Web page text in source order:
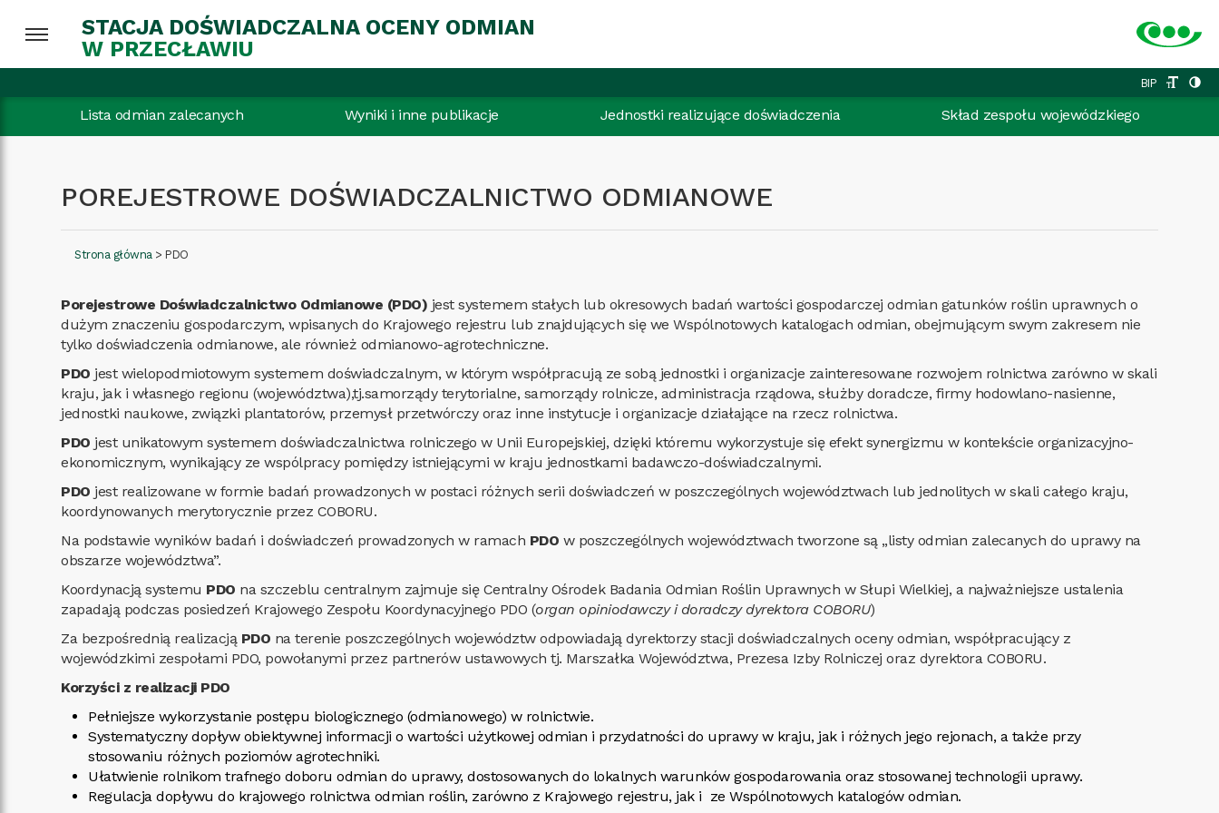
STACJA DOŚWIADCZALNA OCENY ODMIAN
W PRZECŁAWIU
BIP
Lista odmian zalecanych Wyniki i inne publikacje Jednostki realizujące doświadczenia Skład zespołu wojewódzkiego
POREJESTROWE DOŚWIADCZALNICTWO ODMIANOWE
Strona główna> PDO
Porejestrowe Doświadczalnictwo Odmianowe (PDO) jest systemem stałych lub okresowych badań wartości gospodarczej odmian gatunków roślin uprawnych o
dużym znaczeniu gospodarczym, wpisanych do Krajowego rejestru lub znajdujących się we Wspólnotowych katalogach odmian, obejmującym swym zakresem nie
tylko doświadczenia odmianowe, ale również odmianowo-agrotechniczne.
PDO jest wielopodmiotowym systemem doświadczalnym, w którym współpracują ze sobą jednostki i organizacje zainteresowane rozwojem rolnictwa zarówno w skali
kraju, jak i własnego regionu (województwa),tj.samorządy terytorialne, samorządy rolnicze, administracja rządowa, służby doradcze, firmy hodowlano-nasienne,
jednostki naukowe, związki plantatorów, przemysł przetwórczy oraz inne instytucje i organizacje działające na rzecz rolnictwa.
PDO jest unikatowym systemem doświadczalnictwa rolniczego w Unii Europejskiej, dzięki któremu wykorzystuje się efekt synergizmu w kontekście organizacyjno-
ekonomicznym, wynikający ze wspólpracy pomiędzy istniejącymi w kraju jednostkami badawczo-doświadczalnymi.
PDO jest realizowane w formie badań prowadzonych w postaci różnych serii doświadczeń w poszczególnych województwach lub jednolitych w skali całego kraju,
koordynowanych merytorycznie przez COBORU.
Na podstawie wyników badań i doświadczeń prowadzonych w ramach PDO w poszczególnych województwach tworzone są „listy odmian zalecanych do uprawy na
obszarze województwa”.
Koordynacją systemu PDO na szczeblu centralnym zajmuje się Centralny Ośrodek Badania Odmian Roślin Uprawnych w Słupi Wielkiej, a najważniejsze ustalenia
zapadają podczas posiedzeń Krajowego Zespołu Koordynacyjnego PDO (organ opiniodawczy i doradczy dyrektora COBORU)
Za bezpośrednią realizacją PDO na terenie poszczególnych województw odpowiadają dyrektorzy stacji doświadczalnych oceny odmian, współpracujący z
wojewódzkimi zespołami PDO, powołanymi przez partnerów ustawowych tj. Marszałka Województwa, Prezesa Izby Rolniczej oraz dyrektora COBORU.
Korzyści z realizacji PDO
Pełniejsze wykorzystanie postępu biologicznego (odmianowego) w rolnictwie.
Systematyczny dopływ obiektywnej informacji o wartości użytkowej odmian i przydatności do uprawy w kraju, jak i różnych jego rejonach, a także przy
stosowaniu różnych poziomów agrotechniki.
Ułatwienie rolnikom trafnego doboru odmian do uprawy, dostosowanych do lokalnych warunków gospodarowania oraz stosowanej technologii uprawy.
Regulacja dopływu do krajowego rolnictwa odmian roślin, zarówno z Krajowego rejestru, jak i ze Wspólnotowych katalogów odmian.